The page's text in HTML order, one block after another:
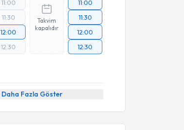
11:00
11:30
12:00
12:30
Takvim
kapalıdır
11:00
11:30
12:00
12:30
Daha Fazla Göster